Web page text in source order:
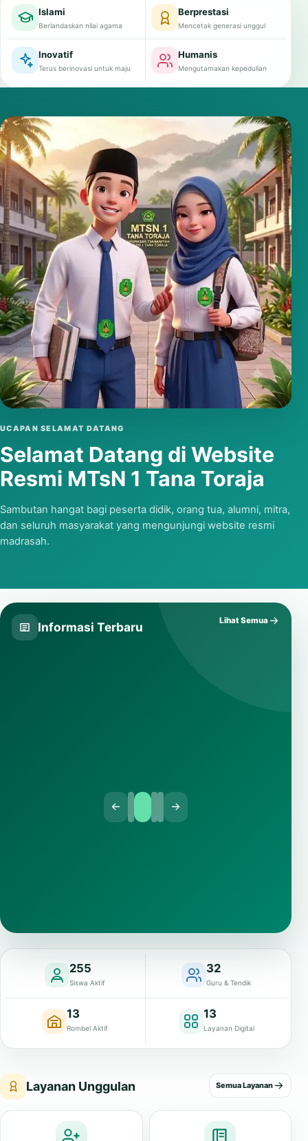
Islami
Berlandaskan nilai agama
Berprestasi
Mencetak generasi unggul
Inovatif
Terus berinovasi untuk maju
Humanis
Mengutamakan kepedulian
UCAPAN SELAMAT DATANG
Selamat Datang di Website
Resmi MTsN 1 Tana Toraja
Sambutan hangat bagi peserta didik, orang tua, alumni, mitra,
dan seluruh masyarakat yang mengunjungi website resmi
madrasah.
Putar video
Informasi Terbaru Lihat Semua
10 Desember 2025
255
Siswa Aktif
32
Guru & Tendik
Layanan Digital
Layanan Unggulan Semua Layanan